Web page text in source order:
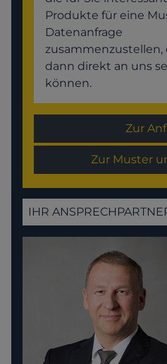
Produkte für eine
Datenanfrage
zusammenzustellen,
dann direkt an uns
können.
Zur
Zur Muster
IHR